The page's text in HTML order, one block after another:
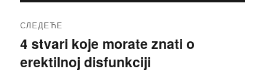
СЛЕДЕЋЕ
Следећи
чланак:
4 stvari koje morate znati o
erektilnoj disfunkciji